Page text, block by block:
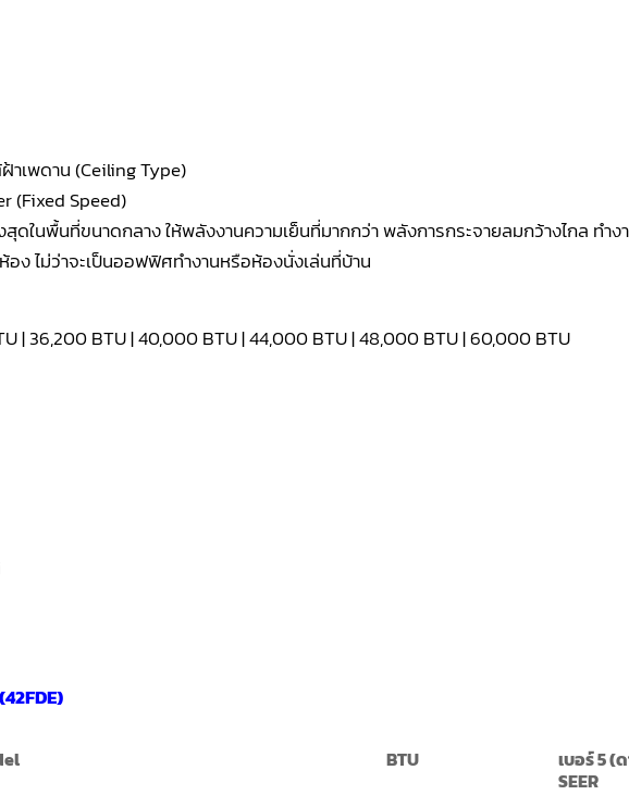
าเพดาน (Ceiling Type)
(Fixed Speed)
ในพื้นที่ขนาดกลาง ให้พลังงานความเย็นที่มากกว่า พลังการกระจายลมกว้างไกล ทำ
ง ไม่ว่าจะเป็นออฟฟิศทำงานหรือห้องนั่งเล่นที่บ้าน
| 36,200 BTU | 40,000 BTU | 44,000 BTU | 48,000 BTU | 60,000 BTU
BTU
เบอร์ 5 (
SEER